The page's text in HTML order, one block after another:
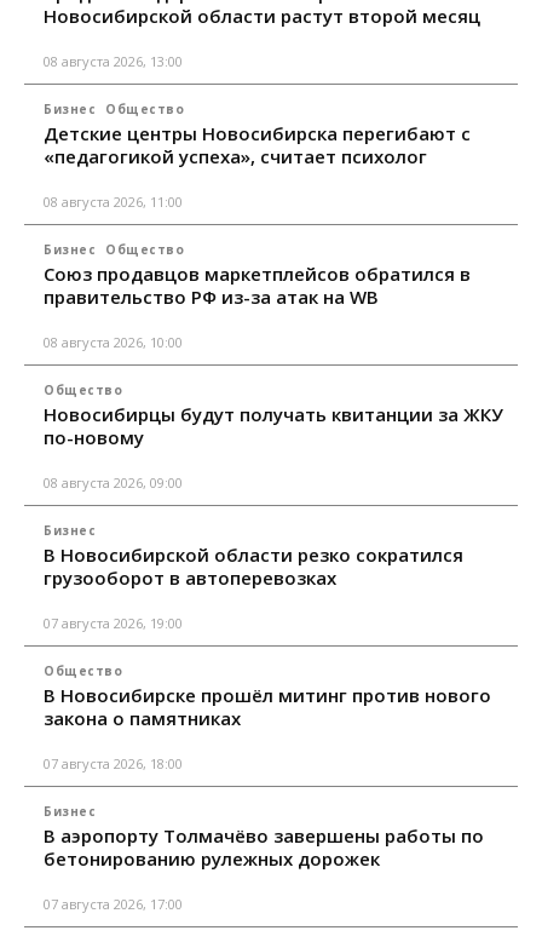
Новосибирской области растут второй месяц
08 августа 2026, 13:00
Бизнес Общество
Детские центры Новосибирска перегибают с
«педагогикой успеха», считает психолог
08 августа 2026, 11:00
Бизнес Общество
Союз продавцов маркетплейсов обратился в
правительство РФ из-за атак на WB
08 августа 2026, 10:00
Общество
Новосибирцы будут получать квитанции за ЖКУ
по-новому
08 августа 2026, 09:00
Бизнес
В Новосибирской области резко сократился
грузооборот в автоперевозках
07 августа 2026, 19:00
Общество
В Новосибирске прошёл митинг против нового
закона о памятниках
07 августа 2026, 18:00
Бизнес
В аэропорту Толмачёво завершены работы по
бетонированию рулежных дорожек
07 августа 2026, 17:00